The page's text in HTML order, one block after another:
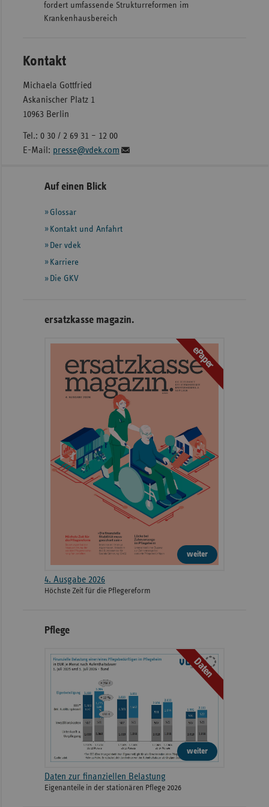
fordert umfassende Strukturreformen im
Krankenhausbereich
Kontakt
Michaela Gottfried
Askanischer Platz 1
10963 Berlin
Tel.: 0 30 / 2 69 31 – 12 00
E-Mail: presse@vdek.com
Seitennavigation
Seitenleiste
weiteren
Informationen
Auf einen Blick
Glossar
Kontakt und Anfahrt
Der vdek
Karriere
Die GKV
ersatzkasse magazin.
ePaper
weiter
4. Ausgabe 2026
Höchste Zeit für die Pflegereform
Pflege
Daten
weiter
Daten zur finanziellen Belastung
Eigenanteile in der stationären Pflege 2026